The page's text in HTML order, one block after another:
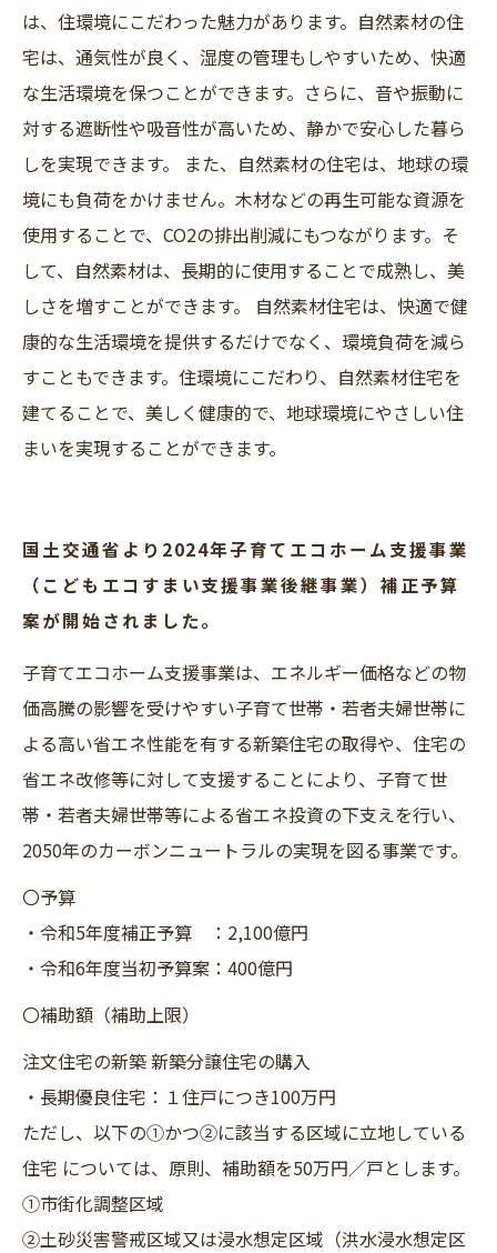
は、住環境にこだわった魅力があります。自然素材の住
宅は、通気性が良く、湿度の管理もしやすいため、快適
な生活環境を保つことができます。さらに、音や振動に
対する遮断性や吸音性が高いため、静かで安心した暮ら
しを実現できます。 また、自然素材の住宅は、地球の環
境にも負荷をかけません。木材などの再生可能な資源を
使用することで、CO2の排出削減にもつながります。そ
して、自然素材は、長期的に使用することで成熟し、美
しさを増すことができます。 自然素材住宅は、快適で健
康的な生活環境を提供するだけでなく、環境負荷を減ら
すこともできます。住環境にこだわり、自然素材住宅を
建てることで、美しく健康的で、地球環境にやさしい住
まいを実現することができます。
国土交通省より2024年子育てエコホーム支援事業
（こどもエコすまい支援事業後継事業）補正予算
案が開始されました。
子育てエコホーム支援事業は、エネルギー価格などの物
価高騰の影響を受けやすい子育て世帯・若者夫婦世帯に
よる高い省エネ性能を有する新築住宅の取得や、住宅の
省エネ改修等に対して支援することにより、子育て世
帯・若者夫婦世帯等による省エネ投資の下支えを行い、
2050年のカーボンニュートラルの実現を図る事業です。
〇予算
・令和5年度補正予算 ：2,100億円
・令和6年度当初予算案：400億円
〇補助額（補助上限）
注文住宅の新築 新築分譲住宅の購入
・長期優良住宅：１住戸につき100万円
ただし、以下の①かつ②に該当する区域に立地している
住宅 については、原則、補助額を50万円／戸とします。
①市街化調整区域
②土砂災害警戒区域又は浸水想定区域（洪水浸水想定区